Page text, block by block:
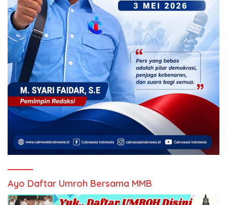
Ayo Daftar Umroh Bersama MMB